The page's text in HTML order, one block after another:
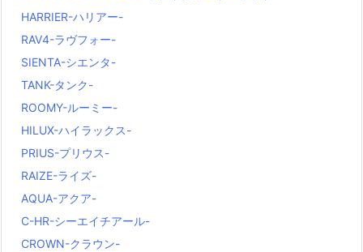
HARRIER-ハリアー-
RAV4-ラヴフォー-
SIENTA-シエンタ-
TANK-タンク-
ROOMY-ルーミー-
HILUX-ハイラックス-
PRIUS-プリウス-
RAIZE-ライズ-
AQUA-アクア-
C-HR-シーエイチアール-
CROWN-クラウン-